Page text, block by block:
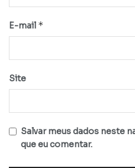
E-mail *
Site
Salvar meus dados neste
que eu comentar.